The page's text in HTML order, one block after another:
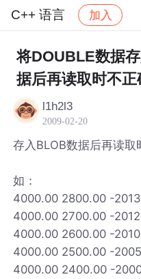
C++ 语言 加入
社区 C++ 语言 帖
将DOUBLE数据
据后再读取时不正
l1h2l3
2009-02-20
存入BLOB数据后再读取
如：
4000.00 2800.00 -2013
4000.00 2700.00 -2012
4000.00 2600.00 -2010
4000.00 2500.00 -2005
4000.00 2400.00 -